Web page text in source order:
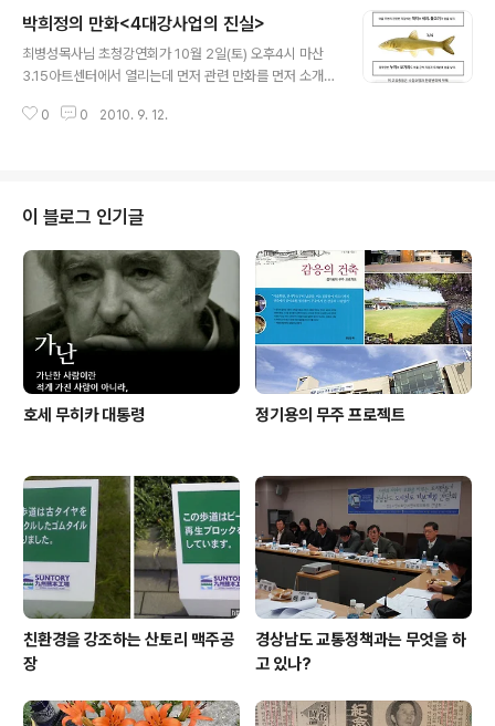
박희정의 만화<4대강사업의 진실>
최병성목사님 초청강연회가 10월 2일(토) 오후4시 마산
3.15아트센터에서 열리는데 먼저 관련 만화를 먼저 소개합
0 0 2010. 9. 12.
이 블로그 인기글
호세 무히카 대통령 정기용의 무주 프로젝트
친환경을 강조하는 산토리 맥주공
장
경상남도 교통정책과는 무엇을 하
고 있나?